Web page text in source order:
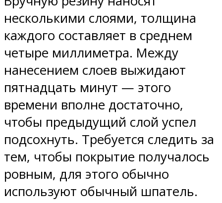
несколькими слоями, толщина
каждого составляет в среднем
четыре миллиметра. Между
нанесением слоев выжидают
пятнадцать минут — этого
времени вполне достаточно,
чтобы предыдущий слой успел
подсохнуть. Требуется следить за
тем, чтобы покрытие получалось
ровным, для этого обычно
используют обычный шпатель.